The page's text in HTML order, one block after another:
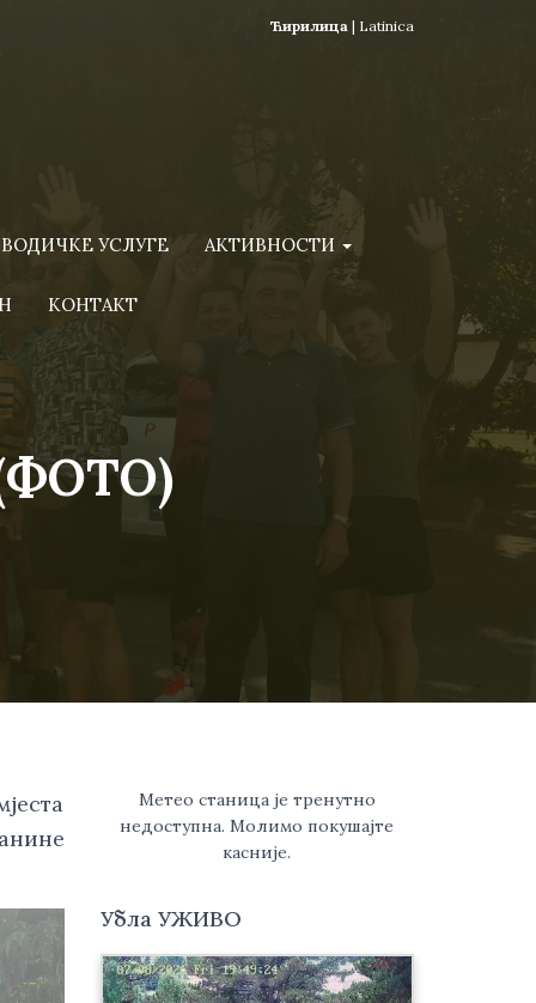
Ћирилица | Latinica
ВОДИЧКЕ УСЛУГЕ АКТИВНОСТИ
КОНТАКТ
Метео станица је тренутно
недоступна. Молимо покушајте
касније.
Убла УЖИВО